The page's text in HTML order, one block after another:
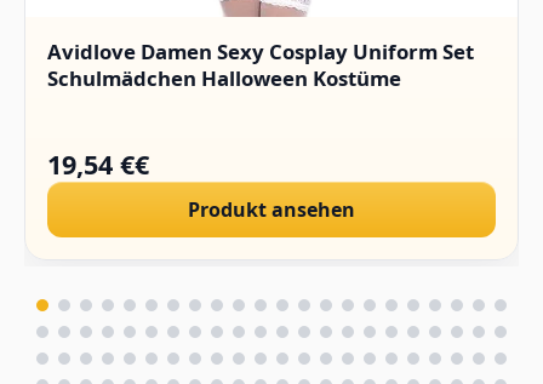
Avidlove Damen Sexy Cosplay Uniform Set
Schulmädchen Halloween Kostüme
19,54 €€
Produkt ansehen